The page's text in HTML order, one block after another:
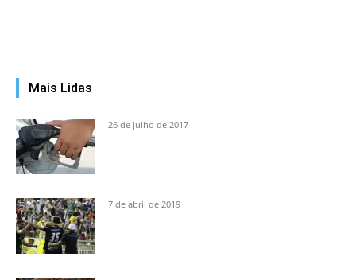
Mais Lidas
26 de julho de 2017
7 de abril de 2019